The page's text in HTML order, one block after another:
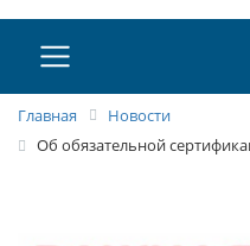
Главная
Новости
Об обязательной